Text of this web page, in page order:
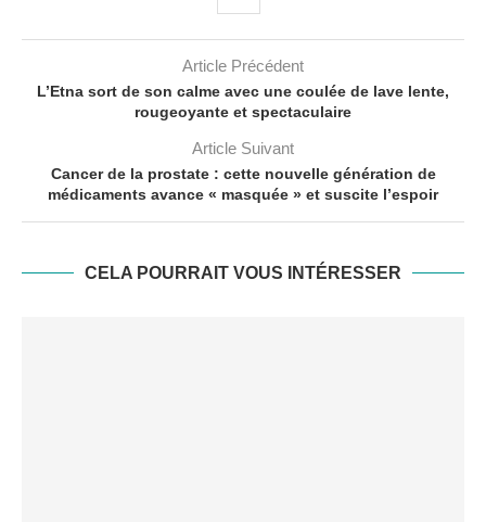
Article Précédent
L’Etna sort de son calme avec une coulée de lave lente,
rougeoyante et spectaculaire
Article Suivant
Cancer de la prostate : cette nouvelle génération de
médicaments avance « masquée » et suscite l’espoir
CELA POURRAIT VOUS INTÉRESSER